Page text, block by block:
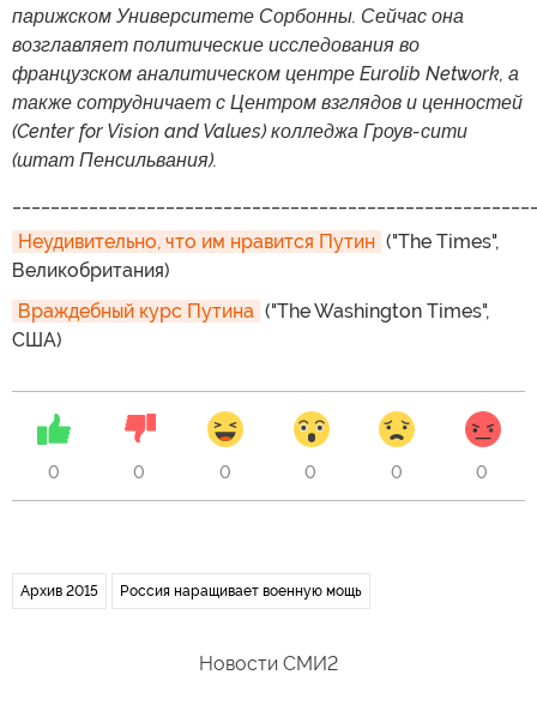
парижском Университете Сорбонны. Сейчас она
возглавляет политические исследования во
французском аналитическом центре Eurolib Network, а
также сотрудничает с Центром взглядов и ценностей
(Center for Vision and Values) колледжа Гроув-сити
(штат Пенсильвания).
Неудивительно, что им нравится Путин ("The Times",
Великобритания)
Враждебный курс Путина ("The Washington Times",
США)
0 0 0 0 0 0
Архив 2015 Россия наращивает военную мощь
Новости СМИ2